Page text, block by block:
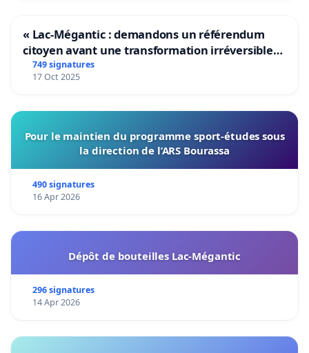
« Lac-Mégantic : demandons un référendum
citoyen avant une transformation irréversible
de notre territoire »
749 signatures
17 Oct 2025
Pour le maintien du programme sport-études sous
la direction de l’ARS Bourassa
490 signatures
16 Apr 2026
Dépôt de bouteilles Lac-Mégantic
296 signatures
14 Apr 2026